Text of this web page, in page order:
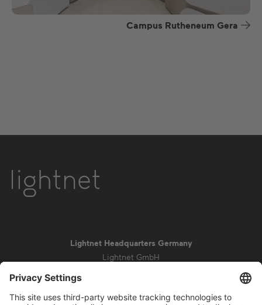
Campus Rutheneum Gera
Lightnet Headquarters Germany
Lightnet GmbH